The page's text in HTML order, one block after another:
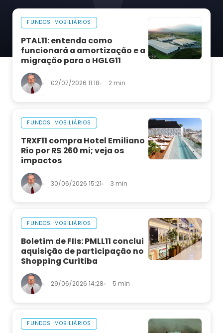
FUNDOS IMOBILIÁRIOS
PTAL11: entenda como
funcionará a amortização e a
migração para o HGLG11
02/07/2026 11:18 2 min
FUNDOS IMOBILIÁRIOS
TRXF11 compra Hotel Emiliano
Rio por R$ 260 mi; veja os
impactos
30/06/2026 15:21 3 min
FUNDOS IMOBILIÁRIOS
Boletim de FIIs: PMLL11 conclui
aquisição de participação no
Shopping Curitiba
29/06/2026 14:28 5 min
FUNDOS IMOBILIÁRIOS